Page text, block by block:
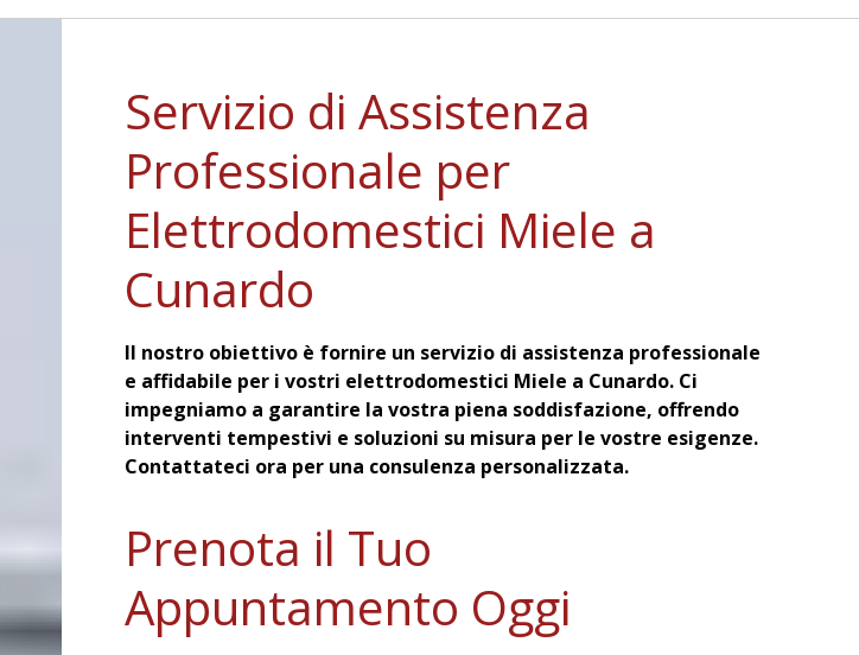
Servizio di Assistenza
Professionale per
Elettrodomestici Miele a
Cunardo
Il nostro obiettivo è fornire un servizio di assistenza professionale
e affidabile per i vostri elettrodomestici Miele a Cunardo. Ci
impegniamo a garantire la vostra piena soddisfazione, offrendo
interventi tempestivi e soluzioni su misura per le vostre esigenze.
Contattateci ora per una consulenza personalizzata.
Prenota il Tuo
Appuntamento Oggi